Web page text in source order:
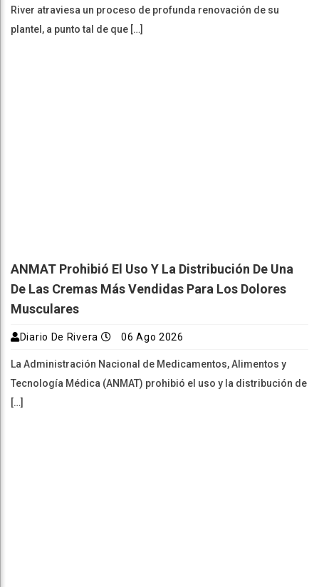
River atraviesa un proceso de profunda renovación de su
plantel, a punto tal de que […]
ANMAT Prohibió El Uso Y La Distribución De Una
De Las Cremas Más Vendidas Para Los Dolores
Musculares
Diario De Rivera 06 Ago 2026
La Administración Nacional de Medicamentos, Alimentos y
Tecnología Médica (ANMAT) prohibió el uso y la distribución de
[…]